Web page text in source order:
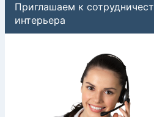
Приглашаем к
интерьера